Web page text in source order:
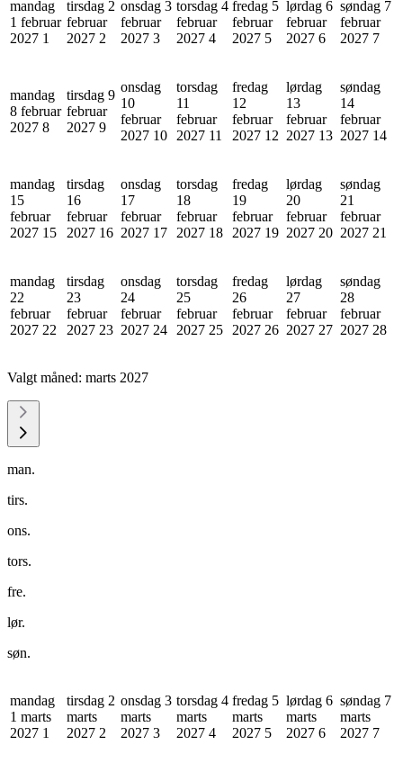
mandag
1 februar
2027 1
tirsdag 2
februar
2027 2
onsdag 3
februar
2027 3
torsdag 4
februar
2027 4
fredag 5
februar
2027 5
lørdag 6
februar
2027 6
søndag 7
februar
2027 7
mandag
8 februar
2027 8
tirsdag 9
februar
2027 9
onsdag
10
februar
2027 10
torsdag
11
februar
2027 11
fredag
12
februar
2027 12
lørdag
13
februar
2027 13
søndag
14
februar
2027 14
mandag
15
februar
2027 15
tirsdag
16
februar
2027 16
onsdag
17
februar
2027 17
torsdag
18
februar
2027 18
fredag
19
februar
2027 19
lørdag
20
februar
2027 20
søndag
21
februar
2027 21
mandag
22
februar
2027 22
tirsdag
23
februar
2027 23
onsdag
24
februar
2027 24
torsdag
25
februar
2027 25
fredag
26
februar
2027 26
lørdag
27
februar
2027 27
søndag
28
februar
2027 28
Valgt måned: marts 2027
man.
tirs.
ons.
tors.
fre.
lør.
søn.
mandag
1 marts
2027 1
tirsdag 2
marts
2027 2
onsdag 3
marts
2027 3
torsdag 4
marts
2027 4
fredag 5
marts
2027 5
lørdag 6
marts
2027 6
søndag 7
marts
2027 7